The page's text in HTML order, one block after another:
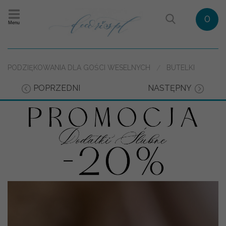
Menu 0
PODZIĘKOWANIA DLA GOŚCI WESELNYCH BUTELKI
POPRZEDNI NASTĘPNY